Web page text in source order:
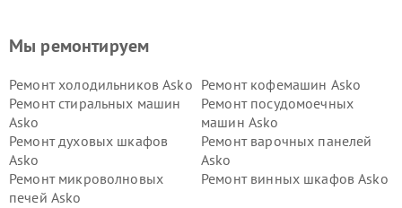
Мы ремонтируем
Ремонт холодильников Asko Ремонт кофемашин Asko
Ремонт стиральных машин
Asko
Ремонт посудомоечных
машин Asko
Ремонт духовых шкафов
Asko
Ремонт варочных панелей
Asko
Ремонт микроволновых
печей Asko
Ремонт винных шкафов Asko